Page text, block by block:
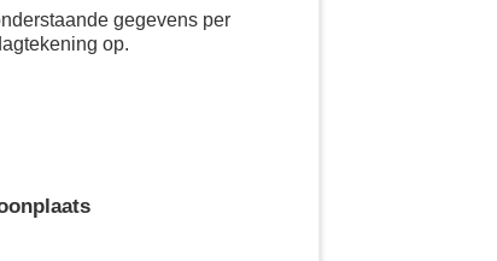
gegevens per
op.